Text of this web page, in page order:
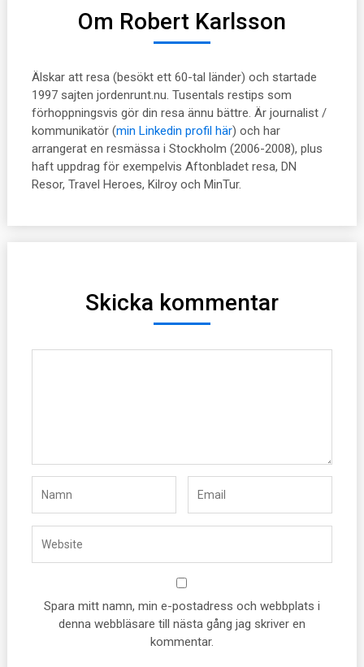
Om Robert Karlsson
Älskar att resa (besökt ett 60-tal länder) och startade
1997 sajten jordenrunt.nu. Tusentals restips som
förhoppningsvis gör din resa ännu bättre. Är journalist /
kommunikatör (min Linkedin profil här) och har
arrangerat en resmässa i Stockholm (2006-2008), plus
haft uppdrag för exempelvis Aftonbladet resa, DN
Resor, Travel Heroes, Kilroy och MinTur.
Skicka kommentar
Spara mitt namn, min e-postadress och webbplats i
denna webbläsare till nästa gång jag skriver en
kommentar.